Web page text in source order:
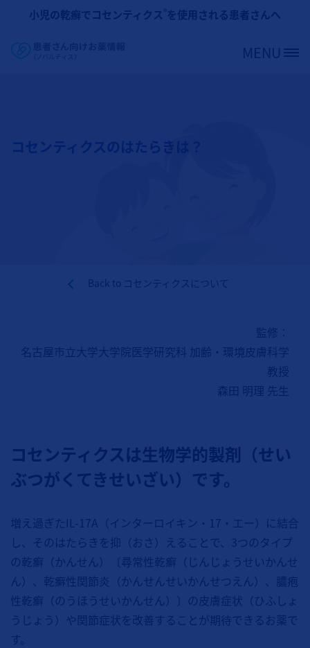
メインコンテンツに移動
小児の乾癬でコセンティクス を使用される患者さんへ
Site Logo MENU
コセンティクスのはたらきは？
Back to コセンティクスについて
監修：
名古屋市立大学大学院医学研究科 加齢・環境皮膚科学
教授
森田 明理 先生
コセンティクスは生物学的製剤（せい
ぶつがくてきせいざい）です。
増え過ぎたIL-17A（インターロイキン・17・エー）に結合
し、そのはたらきを抑（おさ）えることで、3つのタイプ
の乾癬（かんせん）〔尋常性乾癬（じんじょうせいかんせ
ん）、乾癬性関節炎（かんせんせいかんせつえん）、膿疱
性乾癬（のうほうせいかんせん）〕の皮膚症状（ひふしょ
うじょう）や関節症状を改善することが期待できるお薬で
す。